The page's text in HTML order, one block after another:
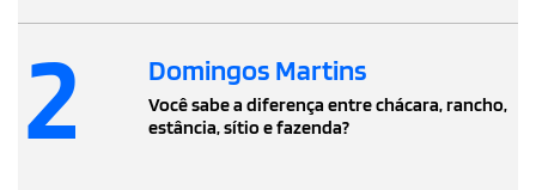
2 Domingos Martins
Você sabe a diferença entre chácara, rancho,
estância, sítio e fazenda?